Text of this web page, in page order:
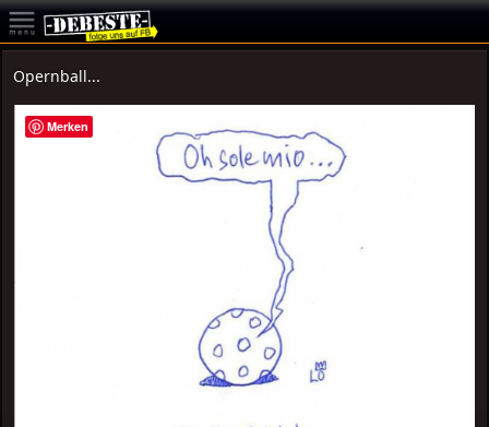
Opernball...
Merken